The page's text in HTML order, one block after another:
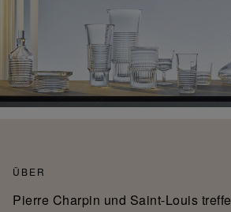
ÜBER
Pierre Charpin und Saint-Louis